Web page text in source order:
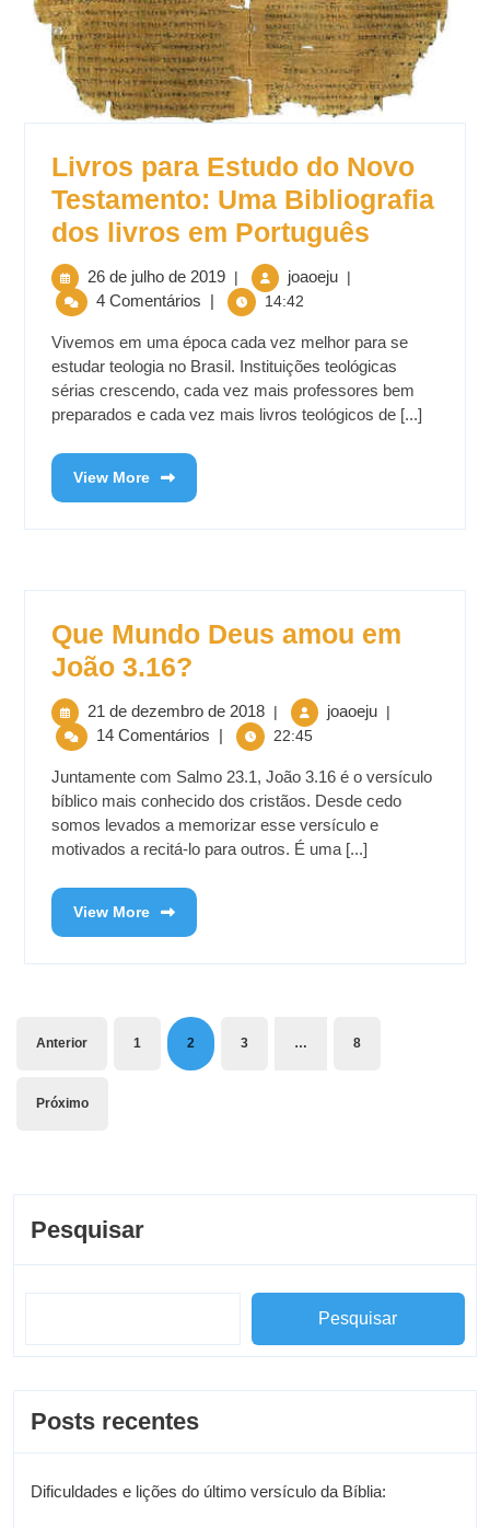
Livros para Estudo do Novo
Testamento: Uma Bibliografia
dos livros em Português
26 de julho de 2019 | joaoeju |
4 Comentários 14:42
Vivemos em uma época cada vez melhor para se
estudar teologia no Brasil. Instituições teológicas
sérias crescendo, cada vez mais professores bem
preparados e cada vez mais livros teológicos de [...]
View More
Que Mundo Deus amou em
João 3.16?
21 de dezembro de 2018 | joaoeju |
14 Comentários 22:45
Juntamente com Salmo 23.1, João 3.16 é o versículo
bíblico mais conhecido dos cristãos. Desde cedo
somos levados a memorizar esse versículo e
motivados a recitá-lo para outros. É uma [...]
View More
Anterior 1 2 3 … 8
Próximo
Pesquisar
Pesquisar
Posts recentes
Dificuldades e lições do último versículo da Bíblia: